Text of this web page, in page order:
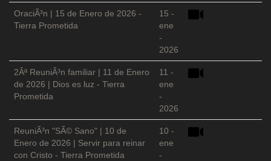
OraciÃ³n | 15 de Enero de 2026 -
Tierra Prometida
15 -
ene
-
2026
2Âª ReuniÃ³n familiar | 11 de Enero
de 2026 | Dios es luz - Tierra
Prometida
11 -
ene
-
2026
ReuniÃ³n "SÃ© Sano" | 10 de
Enero de 2026 | Servir para reinar
con Cristo - Tierra Prometida
10 -
ene
-